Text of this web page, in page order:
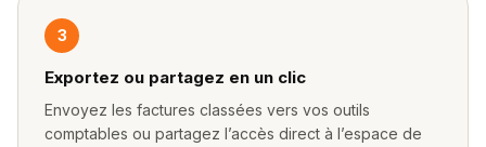
3
Exportez ou partagez en un clic
Envoyez les factures classées vers vos outils
comptables ou partagez l’accès direct à l’espace de